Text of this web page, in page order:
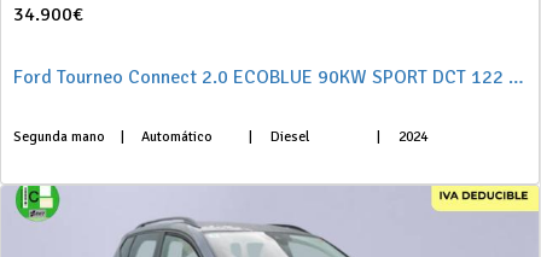
34.900€
Ford Tourneo Connect 2.0 ECOBLUE 90KW SPORT DCT 122 5P
Segunda mano Automático Diesel 2024